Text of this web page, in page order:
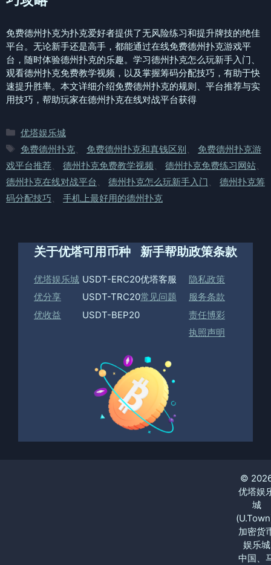
免费德州扑克为扑克爱好者提供了无风险练习和提升牌技的绝佳
平台。无论新手还是高手，都能通过在线免费德州扑克游戏平
台，随时体验德州扑克的乐趣。学习德州扑克怎么玩新手入门、
观看德州扑克免费教学视频，以及掌握筹码分配技巧，有助于快
速提升胜率。本文详细介绍免费德州扑克的规则、平台推荐与实
用技巧，帮助玩家在德州扑克在线对战平台获得
分
类
优塔娱乐城
标
签
免费德州扑克 免费德州扑克和真钱区别
免费德州扑克游
戏平台推荐
德州扑克免费教学视频 德州扑克免费练习网站
德州扑克在线对战平台
德州扑克怎么玩新手入门
德州扑克筹
码分配技巧
手机上最好用的德州扑克
关于优塔
优塔娱乐城
优分享
优收益
可用币种
USDT-ERC20
USDT-TRC20
USDT-BEP20
新手帮助
优塔客服
常见问题
政策条款
隐私政策
服务条款
责任博彩
执照声明
©
优塔娱
城
加密货
娱乐城
中国、